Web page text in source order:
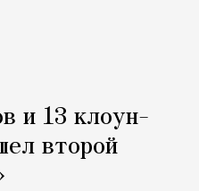
и 13 клоун-
второй